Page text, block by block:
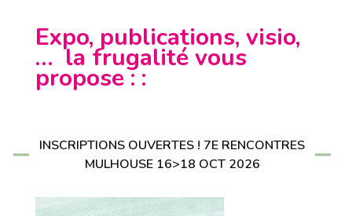
Expo, publications, visio,
… la frugalité vous
propose : :
INSCRIPTIONS OUVERTES ! 7E RENCONTRES
MULHOUSE 16>18 OCT 2026